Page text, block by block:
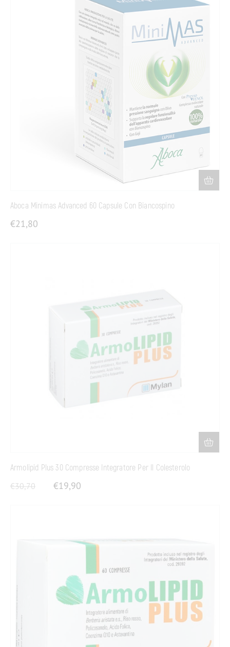
Aboca Minimas Advanced 60 Capsule Con Biancospino
€21,80
Armolipid Plus 30 Compresse Integratore Per Il Colesterolo
€30,70 €19,90